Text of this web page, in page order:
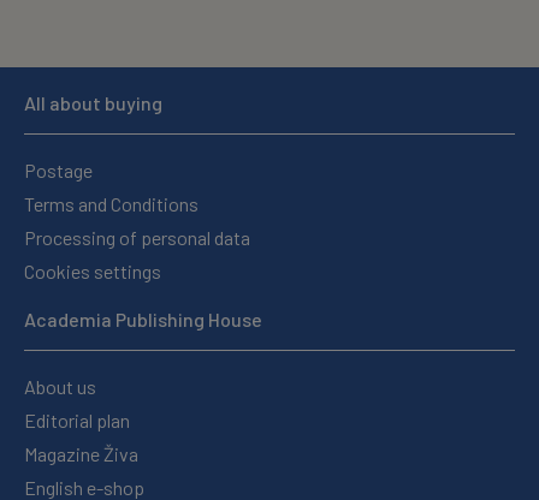
All about buying
Postage
Terms and Conditions
Processing of personal data
Cookies settings
Academia Publishing House
About us
Editorial plan
Magazine Živa
English e-shop